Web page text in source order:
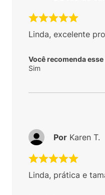
Linda, excelente
Você recomenda
Sim
Linda, prática e
Por Karen T.